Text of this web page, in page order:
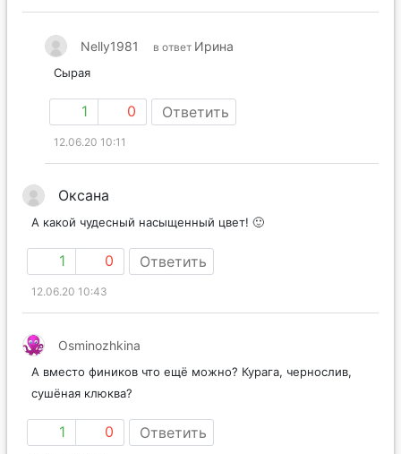
Nelly1981 в ответ Ирина
Сырая
1 0 Ответить
12.06.20 10:11
Оксана
А какой чудесный насыщенный цвет! 🙂
1 0 Ответить
12.06.20 10:43
Osminozhkina
А вместо фиников что ещё можно? Курага, чернослив,
сушёная клюква?
1 0 Ответить